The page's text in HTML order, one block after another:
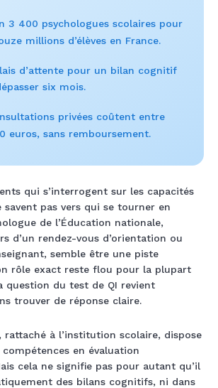
3 400 psychologues scolaires pour
millions d’élèves en France.
d’attente pour un bilan cognitif
six mois.
privées coûtent entre
euros, sans remboursement.
qui s’interrogent sur les capacités
pas vers qui se tourner en
de l’Éducation nationale,
d’un rendez-vous d’orientation ou
semble être une piste
rôle exact reste flou pour la plupart
question du test de QI revient
trouver de réponse claire.
rattaché à l’institution scolaire, dispose
en évaluation
cela ne signifie pas pour autant qu’il
des bilans cognitifs, ni dans